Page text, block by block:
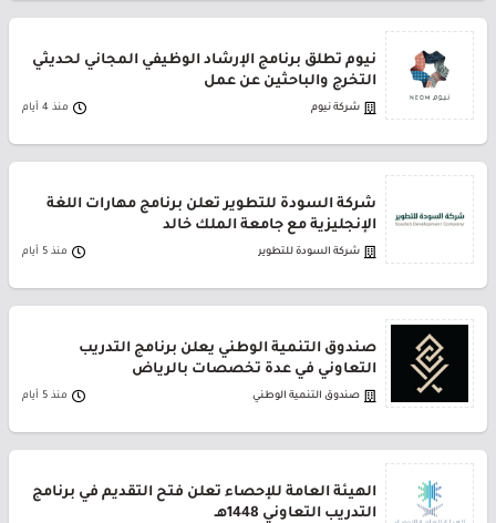
نيوم تطلق برنامج الإرشاد الوظيفي المجاني لحديثي
التخرج والباحثين عن عمل
شركة نيوم منذ 4 أيام
شركة السودة للتطوير تعلن برنامج مهارات اللغة
الإنجليزية مع جامعة الملك خالد
شركة السودة للتطوير منذ 5 أيام
صندوق التنمية الوطني يعلن برنامج التدريب
التعاوني في عدة تخصصات بالرياض
صندوق التنمية الوطني منذ 5 أيام
الهيئة العامة للإحصاء تعلن فتح التقديم في برنامج
التدريب التعاوني 1448هـ